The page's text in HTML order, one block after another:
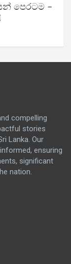
පෙරටම –
compelling
stories
Lanka. Our
ensuring
significant
nation.